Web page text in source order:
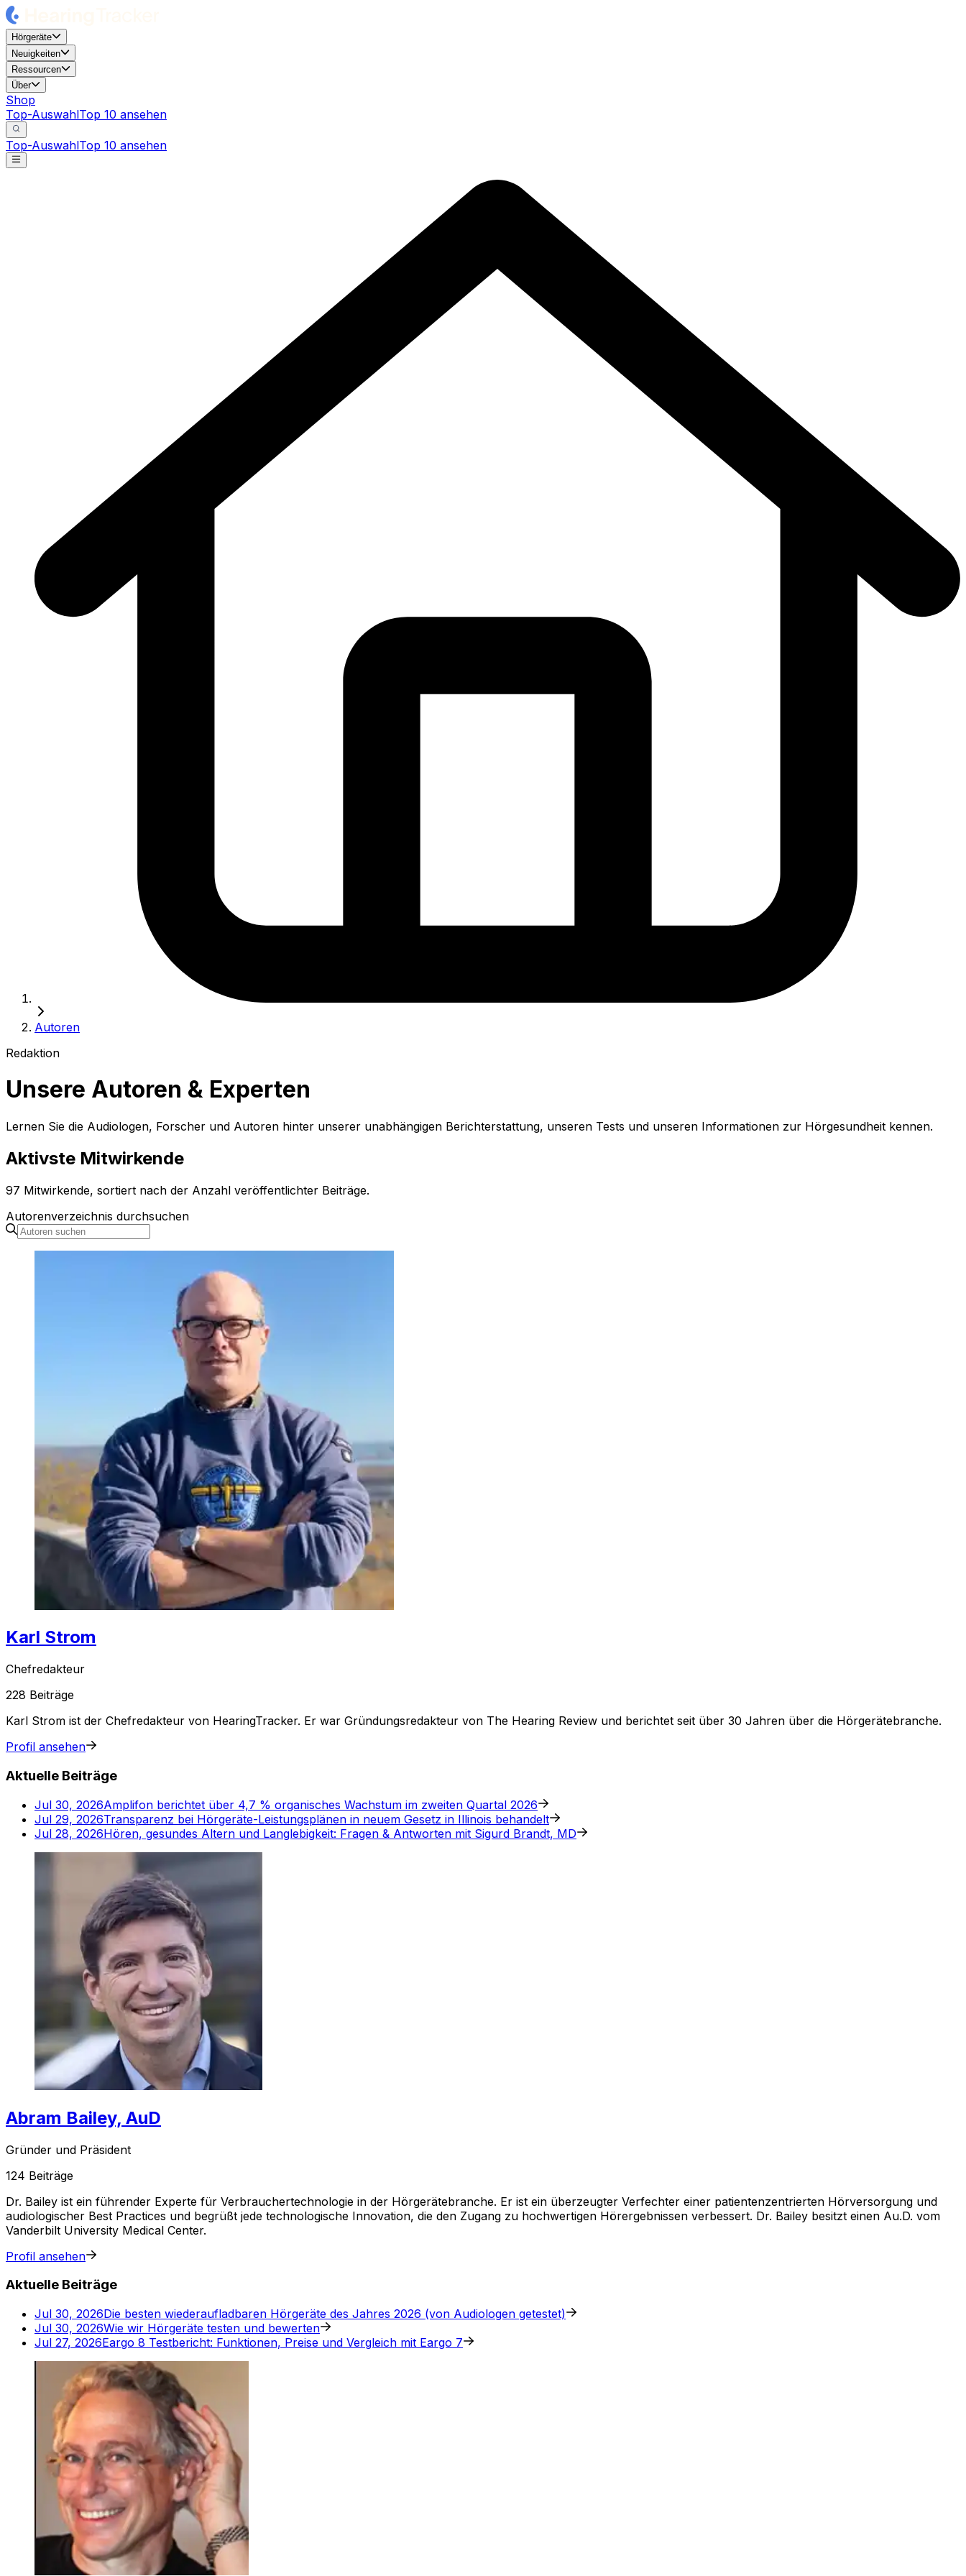
Hörgeräte
Neuigkeiten
Ressourcen
Über
Shop
Top-AuswahlTop 10 ansehen
Top-AuswahlTop 10 ansehen
Autoren
Redaktion
Unsere Autoren & Experten
Lernen Sie die Audiologen, Forscher und Autoren hinter unserer unabhängigen Berichterstattung, unseren Tests und unseren Informationen zur Hörgesundheit kennen.
Aktivste Mitwirkende
97 Mitwirkende, sortiert nach der Anzahl veröffentlichter Beiträge.
Autorenverzeichnis durchsuchen
Karl Strom
Chefredakteur
228 Beiträge
Karl Strom ist der Chefredakteur von HearingTracker. Er war Gründungsredakteur von The Hearing Review und berichtet seit über 30 Jahren über die Hörgerätebranche.
Profil ansehen
Aktuelle Beiträge
Jul 30, 2026Amplifon berichtet über 4,7 % organisches Wachstum im zweiten Quartal 2026
Jul 29, 2026Transparenz bei Hörgeräte-Leistungsplänen in neuem Gesetz in Illinois behandelt
Jul 28, 2026Hören, gesundes Altern und Langlebigkeit: Fragen & Antworten mit Sigurd Brandt, MD
Abram Bailey, AuD
Gründer und Präsident
124 Beiträge
Dr. Bailey ist ein führender Experte für Verbrauchertechnologie in der Hörgerätebranche. Er ist ein überzeugter Verfechter einer patientenzentrierten Hörversorgung und
audiologischer Best Practices und begrüßt jede technologische Innovation, die den Zugang zu hochwertigen Hörergebnissen verbessert. Dr. Bailey besitzt einen Au.D. vom
Vanderbilt University Medical Center.
Profil ansehen
Aktuelle Beiträge
Jul 30, 2026Die besten wiederaufladbaren Hörgeräte des Jahres 2026 (von Audiologen getestet)
Jul 30, 2026Wie wir Hörgeräte testen und bewerten
Jul 27, 2026Eargo 8 Testbericht: Funktionen, Preise und Vergleich mit Eargo 7